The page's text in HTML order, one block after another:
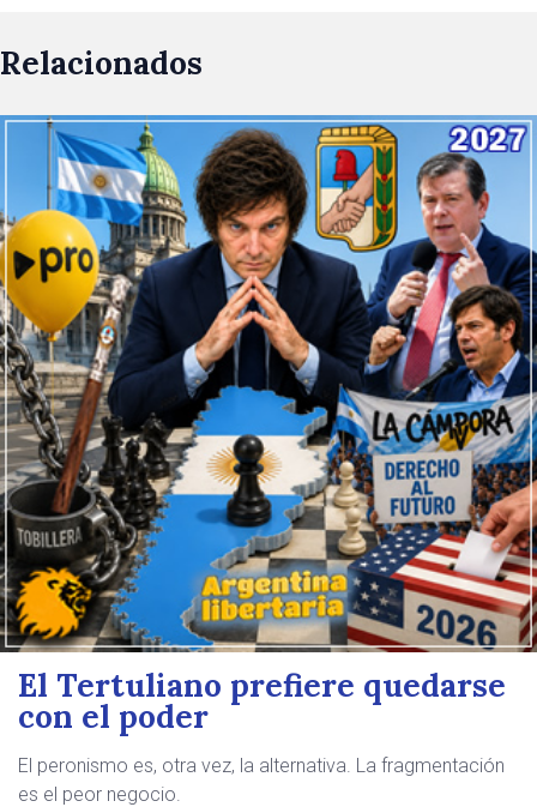
Relacionados
El Tertuliano prefiere quedarse
con el poder
El peronismo es, otra vez, la alternativa. La fragmentación
es el peor negocio.